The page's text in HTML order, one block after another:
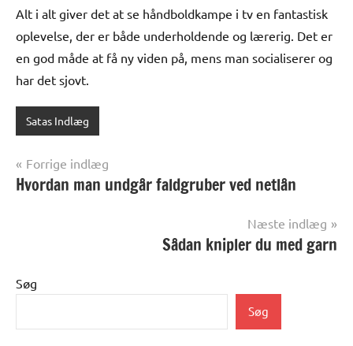
Alt i alt giver det at se håndboldkampe i tv en fantastisk
oplevelse, der er både underholdende og lærerig. Det er
en god måde at få ny viden på, mens man socialiserer og
har det sjovt.
Satas Indlæg
Indlægsnavigation
Forrige indlæg
Hvordan man undgår faldgruber ved netlån
Næste indlæg
Sådan knipler du med garn
Søg
Søg